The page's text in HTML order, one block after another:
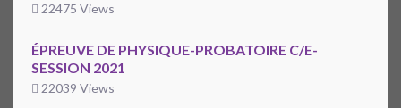
22475 Views
ÉPREUVE DE PHYSIQUE-PROBATOIRE C/E-
SESSION 2021
22039 Views